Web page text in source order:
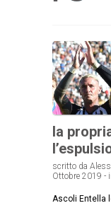
la
scritto da
Ottobre 2019 -
Ascoli Entella